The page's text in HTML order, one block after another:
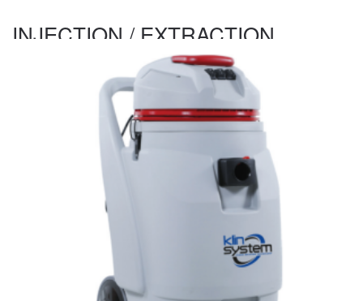
INJECTION / EXTRACTION